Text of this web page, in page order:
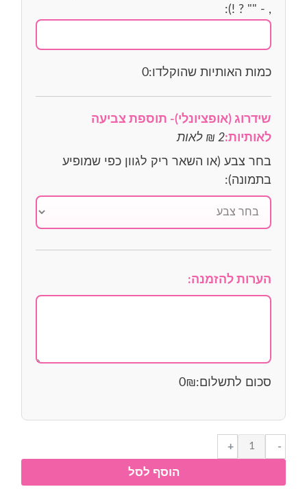
, - "" ? !):
כמות האותיות שהוקלדו:0
שידרוג (אופציונלי)- תוספת צביעה
לאותיות:2 ₪ לאות
בחר צבע (או השאר ריק לגוון כפי שמופיע
בתמונה):
הערות להזמנה:
סכום לתשלום: 0₪
-
כמות
של
+
הוסף לסל